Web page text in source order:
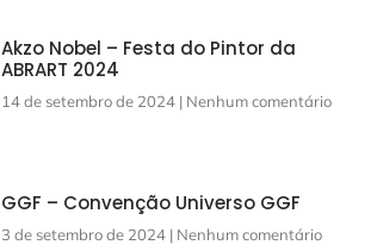
Akzo Nobel – Festa do Pintor da
ABRART 2024
14 de setembro de 2024 Nenhum comentário
GGF – Convenção Universo GGF
3 de setembro de 2024 Nenhum comentário